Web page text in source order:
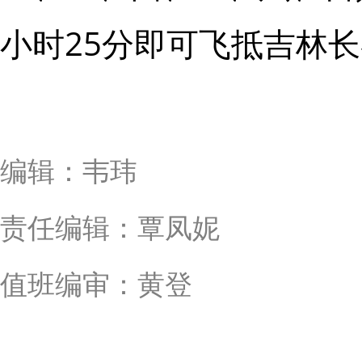
小时25分即可飞抵吉林
编辑：韦玮
责任编辑：覃凤妮
值班编审：黄登